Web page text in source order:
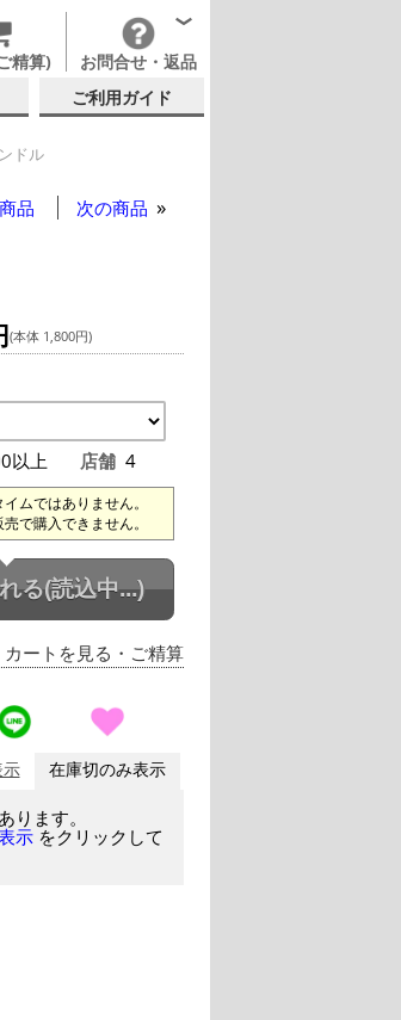
精算) お問合せ・返品
ご利用ガイド
ドル
品 次の商品
(本体 1,800円)
以上 店舗 4
ムではありません。
で購入できません。
る(読込中...)
カートを見る ・ご精算
示 在庫切のみ表示
ります。
示 をクリックして